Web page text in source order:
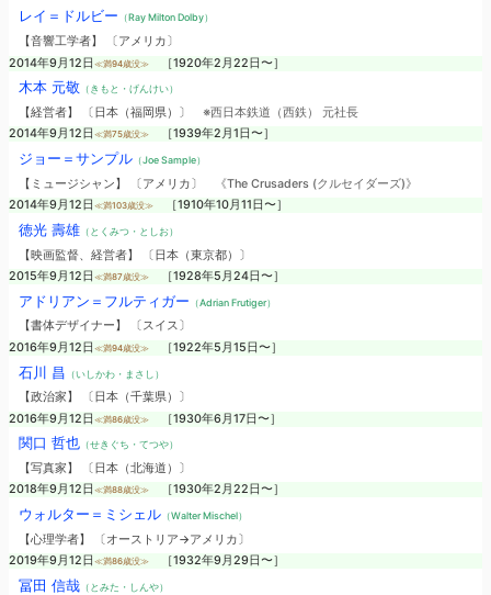
レイ＝ドルビー （Ray Milton Dolby）
【音響工学者】 〔アメリカ〕
2014年9月12日 ≪満94歳没≫ ［1920年2月22日〜］
木本 元敬（きもと・げんけい）
【経営者】 〔日本（福岡県）〕 ※西日本鉄道（西鉄） 元社長
2014年9月12日 ≪満75歳没≫ ［1939年2月1日〜］
ジョー＝サンプル（Joe Sample）
【ミュージシャン】 〔アメリカ〕
《The Crusaders (クルセイダーズ)》
2014年9月12日 ≪満103歳没≫ ［1910年10月11日〜］
徳光 壽雄（とくみつ・としお）
【映画監督、経営者】 〔日本（東京都）〕
2015年9月12日 ≪満87歳没≫ ［1928年5月24日〜］
アドリアン＝フルティガー （Adrian Frutiger）
【書体デザイナー】 〔スイス〕
2016年9月12日 ≪満94歳没≫ ［1922年5月15日〜］
石川 昌 （いしかわ・まさし）
【政治家】 〔日本（千葉県）〕
2016年9月12日 ≪満86歳没≫ ［1930年6月17日〜］
関口 哲也（せきぐち・てつや）
【写真家】 〔日本（北海道）〕
2018年9月12日 ≪満88歳没≫ ［1930年2月22日〜］
ウォルター＝ミシェル（Walter Mischel）
【心理学者】 〔オーストリア→アメリカ〕
2019年9月12日 ≪満86歳没≫ ［1932年9月29日〜］
冨田 信哉（とみた・しんや）